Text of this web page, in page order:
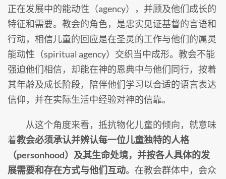
正在发展中的能动性（agency），并顾及他们成长的
特征和需要。教会的角色，是忠实见证基督的言语和
行动，相信儿童的回应是在圣灵的工作与他们的属灵
能动性（spiritual agency）交织当中成形。教会不能
强迫他们相信，却能在神的恩典中与他们同行，按着
其年龄及成长阶段，陪伴他们学习以合适的语言表达
信仰，并在实际生活中经验对神的信靠。
从这个角度来看，抵抗物化儿童的倾向，就意味
着教会必须承认并辨认每一位儿童独特的人格
（personhood）及其生命处境，并按各人具体的发
展需要和存在方式与他们互动。在教会群体中，会众